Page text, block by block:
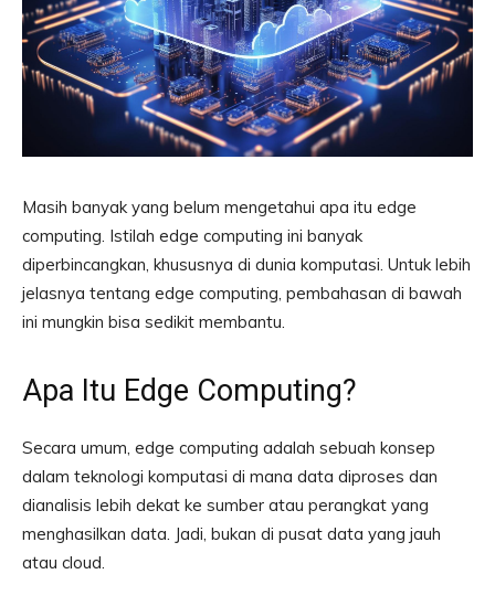
Masih banyak yang belum mengetahui apa itu edge
computing. Istilah edge computing ini banyak
diperbincangkan, khususnya di dunia komputasi. Untuk lebih
jelasnya tentang edge computing, pembahasan di bawah
ini mungkin bisa sedikit membantu.
Apa Itu Edge Computing?
Secara umum, edge computing adalah sebuah konsep
dalam teknologi komputasi di mana data diproses dan
dianalisis lebih dekat ke sumber atau perangkat yang
menghasilkan data. Jadi, bukan di pusat data yang jauh
atau cloud.